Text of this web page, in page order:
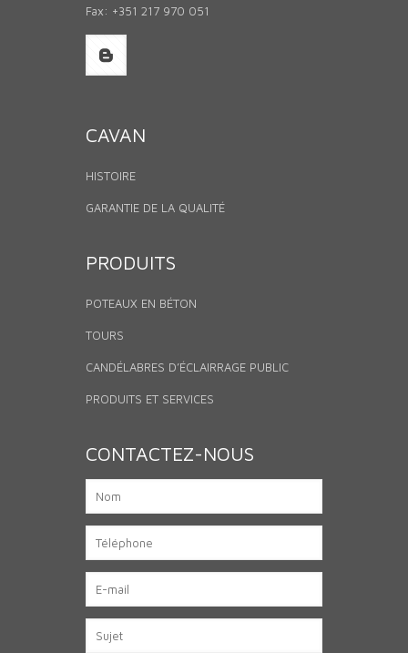
Fax: +351 217 970 051
CAVAN
HISTOIRE
GARANTIE DE LA QUALITÉ
PRODUITS
POTEAUX EN BÉTON
TOURS
CANDÉLABRES D’ÉCLAIRRAGE PUBLIC
PRODUITS ET SERVICES
CONTACTEZ-NOUS